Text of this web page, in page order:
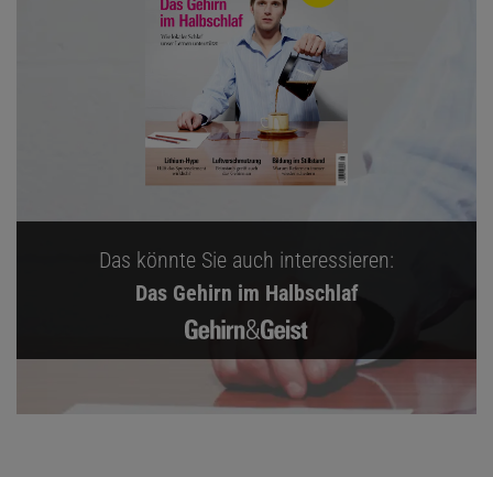
Das könnte Sie auch interessieren:
Das Gehirn im Halbschlaf